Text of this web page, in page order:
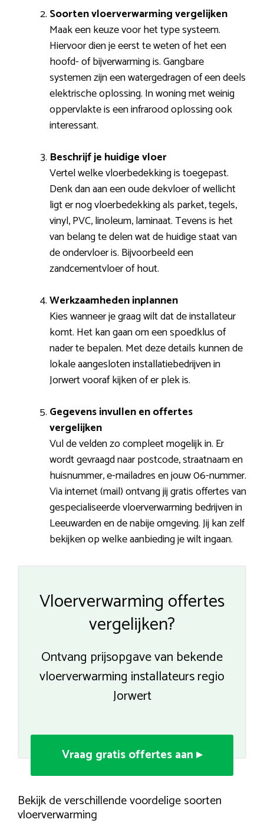
Soorten vloerverwarming vergelijken
Maak een keuze voor het type systeem.
Hiervoor dien je eerst te weten of het een
hoofd- of bijverwarming is. Gangbare
systemen zijn een watergedragen of een deels
elektrische oplossing. In woning met weinig
oppervlakte is een infrarood oplossing ook
interessant.
Beschrijf je huidige vloer
Vertel welke vloerbedekking is toegepast.
Denk dan aan een oude dekvloer of wellicht
ligt er nog vloerbedekking als parket, tegels,
vinyl, PVC, linoleum, laminaat. Tevens is het
van belang te delen wat de huidige staat van
de ondervloer is. Bijvoorbeeld een
zandcementvloer of hout.
Werkzaamheden inplannen
Kies wanneer je graag wilt dat de installateur
komt. Het kan gaan om een spoedklus of
nader te bepalen. Met deze details kunnen de
lokale aangesloten installatiebedrijven in
Jorwert vooraf kijken of er plek is.
Gegevens invullen en offertes
vergelijken
Vul de velden zo compleet mogelijk in. Er
wordt gevraagd naar postcode, straatnaam en
huisnummer, e-mailadres en jouw 06-nummer.
Via internet (mail) ontvang jij gratis offertes van
gespecialiseerde vloerverwarming bedrijven in
Leeuwarden en de nabije omgeving. Jij kan zelf
bekijken op welke aanbieding je wilt ingaan.
Vloerverwarming offertes
vergelijken?
Ontvang prijsopgave van bekende
vloerverwarming installateurs regio
Jorwert
Vraag gratis offertes aan ▸
Bekijk de verschillende voordelige soorten
vloerverwarming